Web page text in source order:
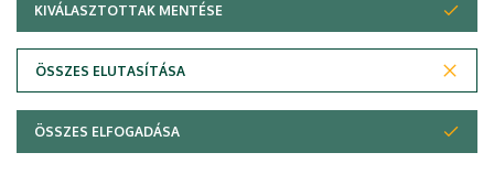
Adatvédelem
Szerzői jog © 2026 Unideb
KIVÁLASZTOTTAK MENTÉSE
ÖSSZES ELUTASÍTÁSA
WITHDRAW CONSENT
ÖSSZES ELFOGADÁSA